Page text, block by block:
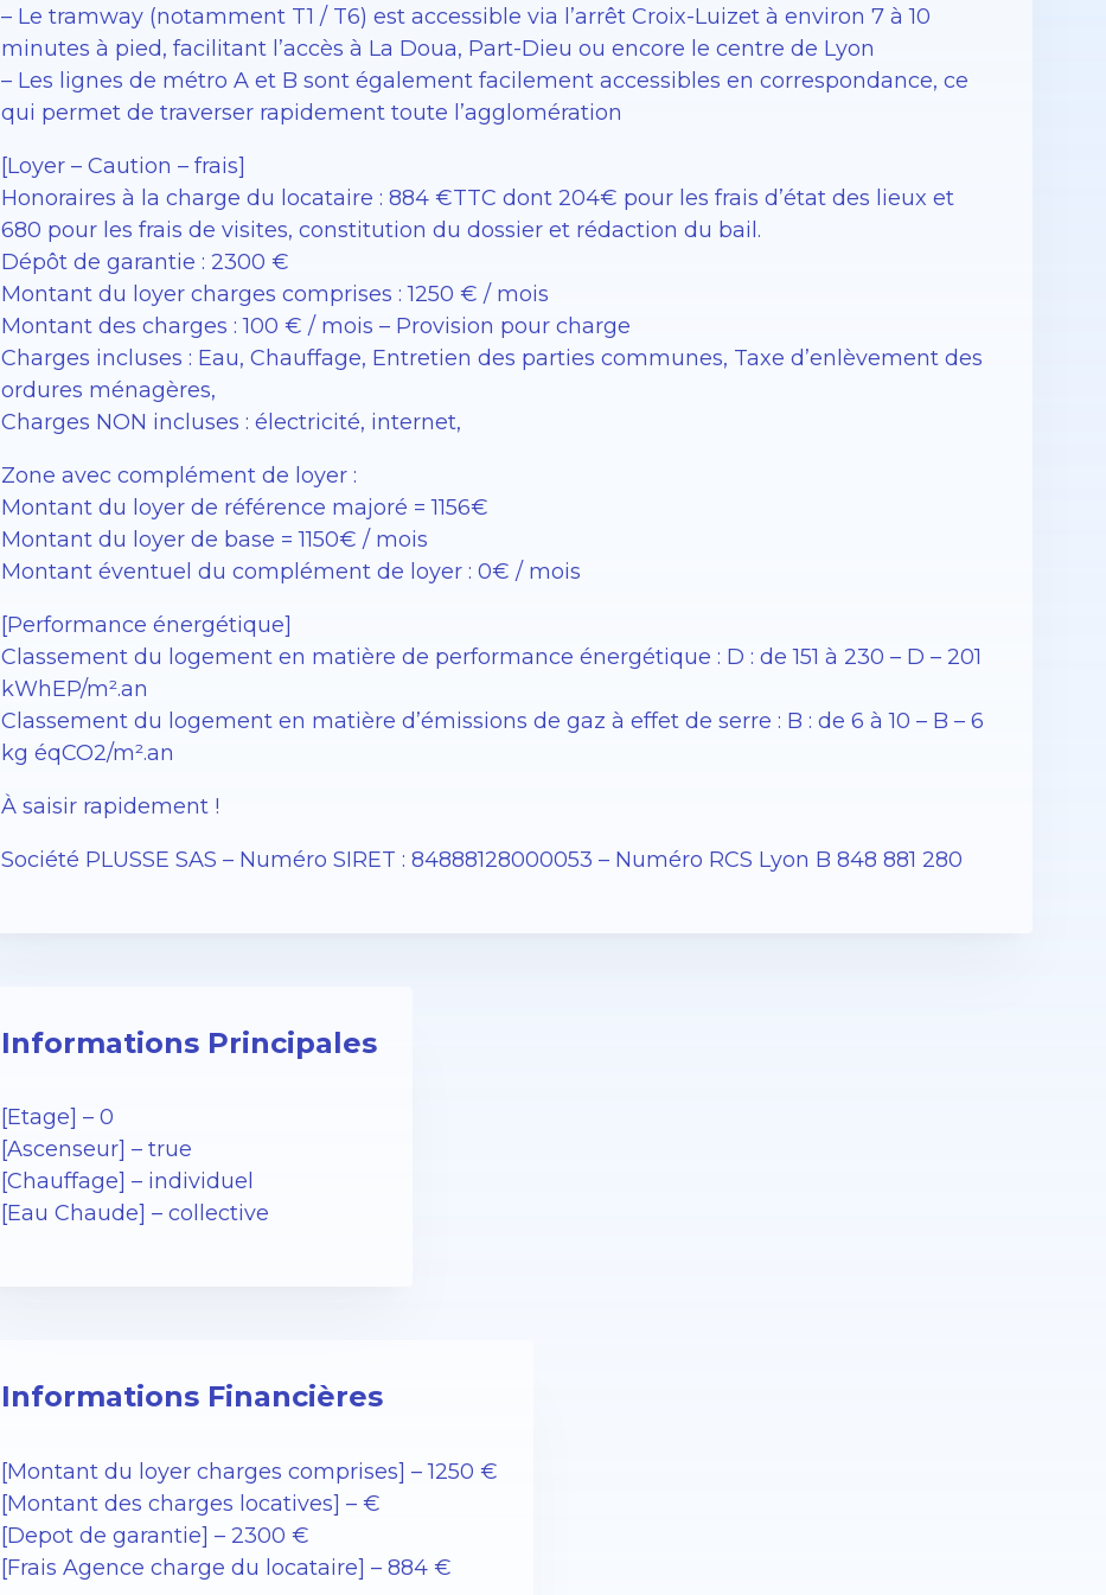
– Le tramway (notamment T1 / T6) est accessible via l’arrêt Croix-Luizet à environ 7 à 10
minutes à pied, facilitant l’accès à La Doua, Part-Dieu ou encore le centre de Lyon
– Les lignes de métro A et B sont également facilement accessibles en correspondance, ce
qui permet de traverser rapidement toute l’agglomération
[Loyer – Caution – frais]
Honoraires à la charge du locataire : 884 €TTC dont 204€ pour les frais d’état des lieux et
680 pour les frais de visites, constitution du dossier et rédaction du bail.
Dépôt de garantie : 2300 €
Montant du loyer charges comprises : 1250 € / mois
Montant des charges : 100 € / mois – Provision pour charge
Charges incluses : Eau, Chauffage, Entretien des parties communes, Taxe d’enlèvement des
ordures ménagères,
Charges NON incluses : électricité, internet,
Zone avec complément de loyer :
Montant du loyer de référence majoré = 1156€
Montant du loyer de base = 1150€ / mois
Montant éventuel du complément de loyer : 0€ / mois
[Performance énergétique]
Classement du logement en matière de performance énergétique : D : de 151 à 230 – D – 201
kWhEP/m².an
Classement du logement en matière d’émissions de gaz à effet de serre : B : de 6 à 10 – B – 6
kg éqCO2/m².an
À saisir rapidement !
Société PLUSSE SAS – ​​Numéro SIRET : 84888128000053 – Numéro RCS Lyon B 848 881 280
Informations Principales
[Etage] – 0
[Ascenseur] – true
[Chauffage] – individuel
[Eau Chaude] – collective
Informations Financières
[Montant du loyer charges comprises] – 1250 €
[Montant des charges locatives] – €
[Depot de garantie] – 2300 €
[Frais Agence charge du locataire] – 884 €